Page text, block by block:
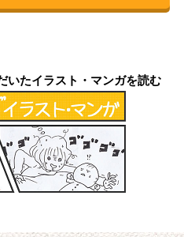
いたイラスト・マンガを読む